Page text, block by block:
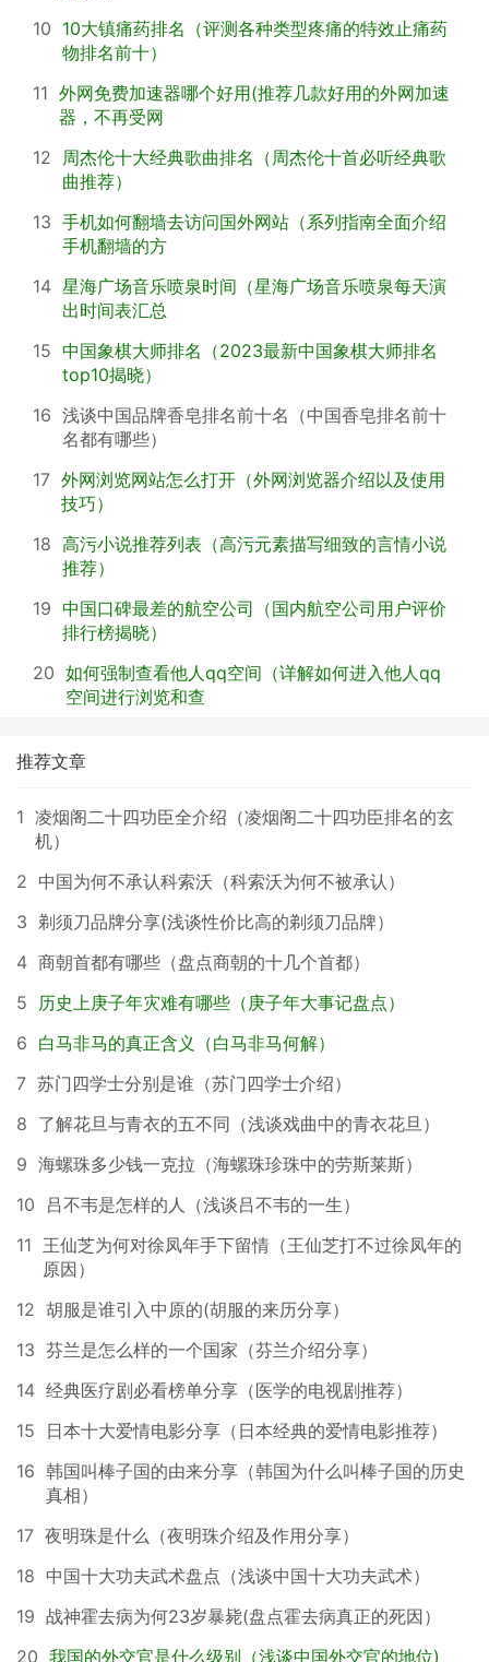
10 10大镇痛药排名（评测各种类型疼痛的特效止痛药
物排名前十）
11 外网免费加速器哪个好用(推荐几款好用的外网加速
器，不再受网
12
周杰伦十大经典歌曲排名（周杰伦十首必听经典歌
曲推荐）
13 手机如何翻墙去访问国外网站（系列指南全面介绍
手机翻墙的方
14 星海广场音乐喷泉时间（星海广场音乐喷泉每天演
出时间表汇总
15 中国象棋大师排名（2023最新中国象棋大师排名
top10揭晓）
16 浅谈中国品牌香皂排名前十名（中国香皂排名前十
名都有哪些）
17 外网浏览网站怎么打开（外网浏览器介绍以及使用
技巧）
18 高污小说推荐列表（高污元素描写细致的言情小说
推荐）
19 中国口碑最差的航空公司（国内航空公司用户评价
排行榜揭晓）
20 如何强制查看他人qq空间（详解如何进入他人qq
空间进行浏览和查
推荐文章
1 凌烟阁二十四功臣全介绍（凌烟阁二十四功臣排名的玄
机）
2 中国为何不承认科索沃（科索沃为何不被承认）
3 剃须刀品牌分享(浅谈性价比高的剃须刀品牌）
4 商朝首都有哪些（盘点商朝的十几个首都）
5
历史上庚子年灾难有哪些（庚子年大事记盘点）
6 白马非马的真正含义（白马非马何解）
7 苏门四学士分别是谁（苏门四学士介绍）
8 了解花旦与青衣的五不同（浅谈戏曲中的青衣花旦）
9 海螺珠多少钱一克拉（海螺珠珍珠中的劳斯莱斯）
10
吕不韦是怎样的人（浅谈吕不韦的一生）
11 王仙芝为何对徐凤年手下留情（王仙芝打不过徐凤年的
原因）
12 胡服是谁引入中原的(胡服的来历分享）
13 芬兰是怎么样的一个国家（芬兰介绍分享）
14 经典医疗剧必看榜单分享（医学的电视剧推荐）
15
日本十大爱情电影分享（日本经典的爱情电影推荐）
16 韩国叫棒子国的由来分享（韩国为什么叫棒子国的历史
真相）
17 夜明珠是什么（夜明珠介绍及作用分享）
18 中国十大功夫武术盘点（浅谈中国十大功夫武术）
19 战神霍去病为何23岁暴毙(盘点霍去病真正的死因）
20 我国的外交官是什么级别（浅谈中国外交官的地位)